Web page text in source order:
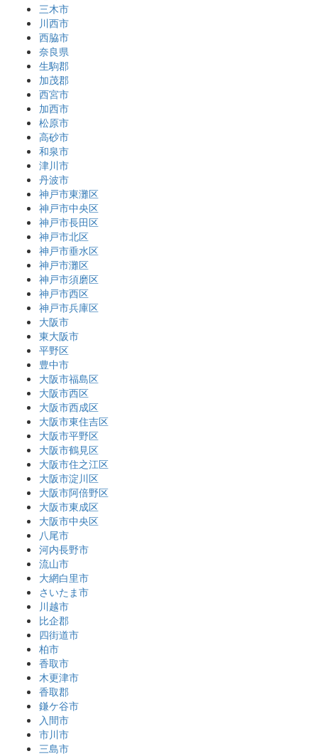
三木市
川西市
西脇市
奈良県
生駒郡
加茂郡
西宮市
加西市
松原市
高砂市
和泉市
津川市
丹波市
神戸市東灘区
神戸市中央区
神戸市長田区
神戸市北区
神戸市垂水区
神戸市灘区
神戸市須磨区
神戸市西区
神戸市兵庫区
大阪市
東大阪市
平野区
豊中市
大阪市福島区
大阪市西区
大阪市西成区
大阪市東住吉区
大阪市平野区
大阪市鶴見区
大阪市住之江区
大阪市淀川区
大阪市阿倍野区
大阪市東成区
大阪市中央区
八尾市
河内長野市
流山市
大網白里市
さいたま市
川越市
比企郡
四街道市
柏市
香取市
木更津市
香取郡
鎌ケ谷市
入間市
市川市
三島市